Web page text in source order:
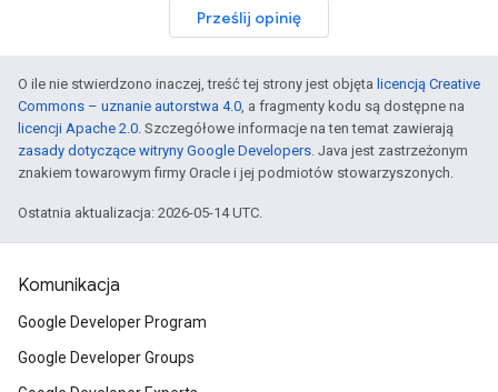
Prześlij opinię
O ile nie stwierdzono inaczej, treść tej strony jest objęta licencją Creative
Commons – uznanie autorstwa 4.0, a fragmenty kodu są dostępne na
licencji Apache 2.0. Szczegółowe informacje na ten temat zawierają
zasady dotyczące witryny Google Developers. Java jest zastrzeżonym
znakiem towarowym firmy Oracle i jej podmiotów stowarzyszonych.
Ostatnia aktualizacja: 2026-05-14 UTC.
Komunikacja
Google Developer Program
Google Developer Groups